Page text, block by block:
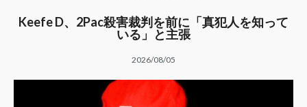
GLOBAL
Keefe D、2Pac殺害裁判を前に「真犯人を知って
いる」と主張
2026/08/05